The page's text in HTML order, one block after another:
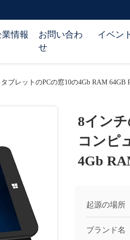
業情報
お問い合わ
せ
イベン
ブレットのPCの窓10の4Gb RAM 64GB
8イン
コンピ
4Gb
起源の場所
ブランド名